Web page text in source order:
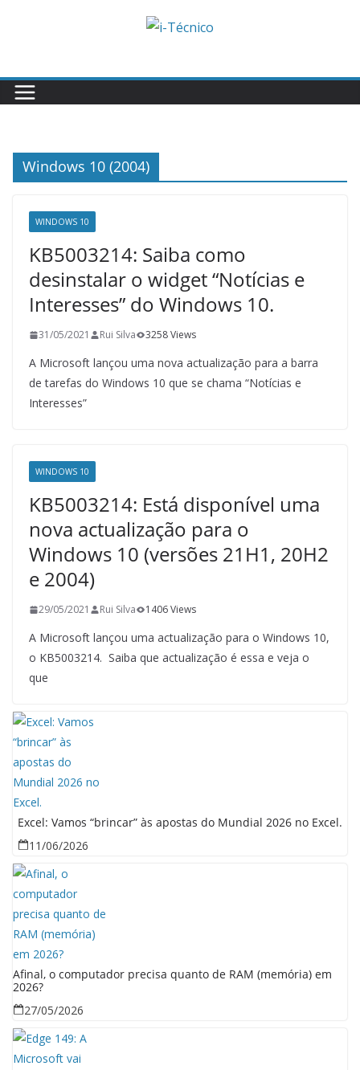
Windows 10 (2004)
WINDOWS 10
KB5003214: Saiba como
desinstalar o widget “Notícias e
Interesses” do Windows 10.
31/05/2021 Rui Silva 3258 Views
A Microsoft lançou uma nova actualização para a barra
de tarefas do Windows 10 que se chama “Notícias e
Interesses”
WINDOWS 10
KB5003214: Está disponível uma
nova actualização para o
Windows 10 (versões 21H1, 20H2
e 2004)
29/05/2021 Rui Silva 1406 Views
A Microsoft lançou uma actualização para o Windows 10,
o KB5003214. Saiba que actualização é essa e veja o
que
Excel: Vamos “brincar” às apostas do Mundial 2026 no Excel.
11/06/2026
Afinal, o computador precisa quanto de RAM (memória) em
2026?
27/05/2026